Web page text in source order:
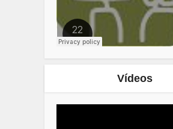
Vídeos